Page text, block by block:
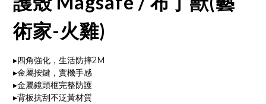
術家-火雞)
▸四角強化，生活防摔2M
▸金屬按鍵，實機手感
▸金屬鏡頭框完整防護
▸背板抗刮不泛黃材質